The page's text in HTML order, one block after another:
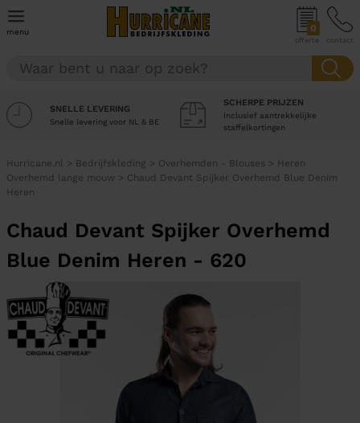
menu 0
offerte contact
SNELLE LEVERING
Snelle levering voor NL & BE
SCHERPE PRIJZEN
Inclusief aantrekkelijke
staffelkortingen
Hurricane.nl > Bedrijfskleding > Overhemden - Blouses >
Heren
Overhemd lange mouw > Chaud Devant Spijker Overhemd Blue Denim
Heren
Chaud Devant Spijker Overhemd
Blue Denim Heren - 620